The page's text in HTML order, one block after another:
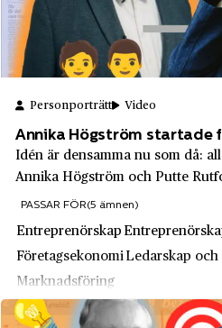
Henrik Gahns AB
Hiertas bokförlag
Hogia
HSB
Hufvudstaden AB
Husqvarna
Hägglunds
Högboverken
IBS
Katrineholm
Kiaby
Kinnarp
Kiruna
Kloster
Kristianstad
Personporträtt Video
Annika Högström startade
Idén är densamma nu som då:
Annika Högström och Putte
Läkarjouren i Luleå. När det
vårdpersonal. De var först att
PASSAR FÖR(5 ämnen)
Entreprenörskap
Företagsekonomi Ledarskap
Marknadsföring